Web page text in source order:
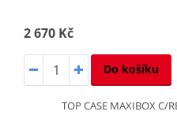
2 670 Kč
Do košíku
TOP CASE MAXIBOX C/